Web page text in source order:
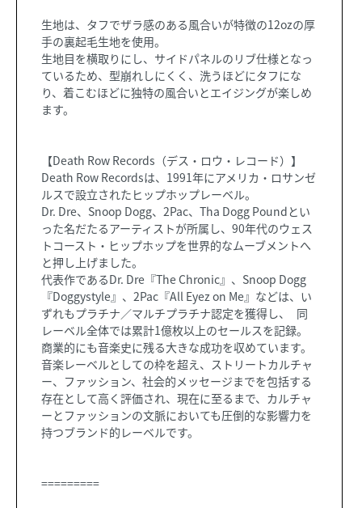
生地は、タフでザラ感のある風合いが特徴の12ozの厚
手の裏起毛生地を使用。
生地目を横取りにし、サイドパネルのリブ仕様となっ
ているため、型崩れしにくく、洗うほどにタフにな
り、着こむほどに独特の風合いとエイジングが楽しめ
ます。
【Death Row Records（デス・ロウ・レコード）】
Death Row Recordsは、1991年にアメリカ・ロサンゼ
ルスで設立されたヒップホップレーベル。
Dr. Dre、Snoop Dogg、2Pac、Tha Dogg Poundとい
った名だたるアーティストが所属し、90年代のウェス
トコースト・ヒップホップを世界的なムーブメントへ
と押し上げました。
代表作であるDr. Dre『The Chronic』、Snoop Dogg
『Doggystyle』、2Pac『All Eyez on Me』などは、い
ずれもプラチナ／マルチプラチナ認定を獲得し、 同
レーベル全体では累計1億枚以上のセールスを記録。
商業的にも音楽史に残る大きな成功を収めています。
音楽レーベルとしての枠を超え、ストリートカルチャ
ー、ファッション、社会的メッセージまでを包括する
存在として高く評価され、現在に至るまで、カルチャ
ーとファッションの文脈においても圧倒的な影響力を
持つブランド的レーベルです。
=========